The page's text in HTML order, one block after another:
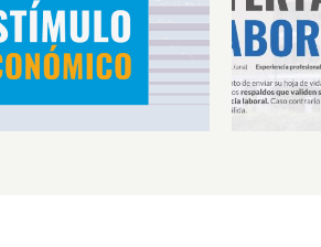
Económicos para
de Alto
IS2026
Oferta